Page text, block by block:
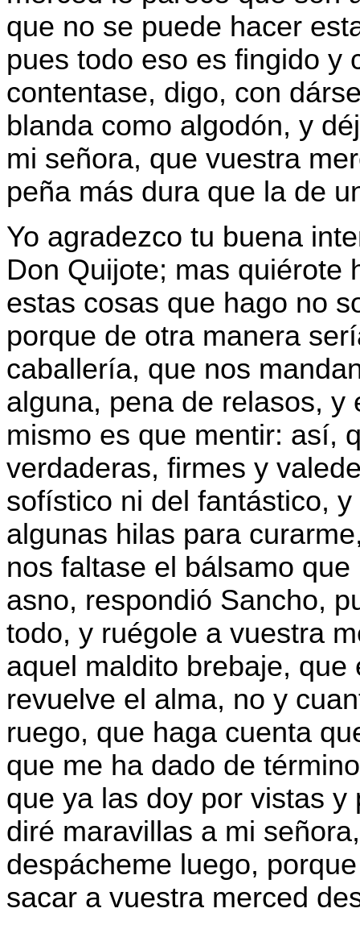
que no se puede hacer
pues todo eso es fingido y
contentase, digo, con
blanda como algodón, y
mi señora, que vuestra
peña más dura que la de
Yo agradezco tu buena
Don Quijote; mas quiérote
estas cosas que hago no
porque de otra manera
caballería, que nos
alguna, pena de relasos,
mismo es que mentir: así,
verdaderas, firmes y
sofístico ni del fantástico,
algunas hilas para
nos faltase el bálsamo
asno, respondió Sancho,
todo, y ruégole a vuestra
aquel maldito brebaje,
revuelve el alma, no y
ruego, que haga cuenta
que me ha dado de
que ya las doy por vistas
diré maravillas a mi
despácheme luego,
sacar a vuestra merced